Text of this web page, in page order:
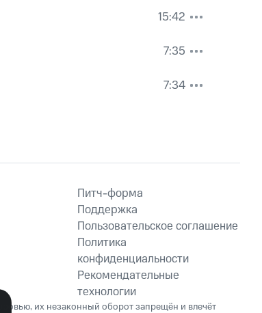
15:42
7:35
7:34
Питч-форма
Поддержка
Пользовательское соглашение
Политика
конфиденциальности
Рекомендательные
технологии
их незаконный оборот запрещён и влечёт